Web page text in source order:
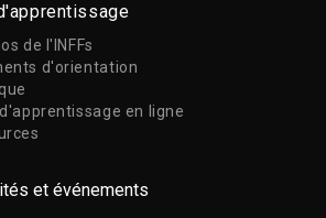
de l'INFFs
d'orientation
en ligne
et événements